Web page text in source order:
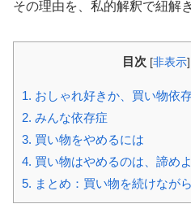
その理由を、私的解釈で紐解
目次 [非表示]
1. おしゃれ好きか、買い物依
2. みんな依存症
3. 買い物をやめるには
4. 買い物はやめるのは、諦め
5. まとめ：買い物を続けなが